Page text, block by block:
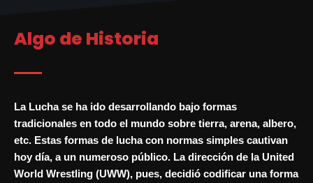
Algo de Historia
La Lucha se ha ido desarrollando bajo formas
tradicionales en todo el mundo sobre tierra, arena, albero,
etc. Estas formas de lucha con normas simples cautivan
hoy día, a un numeroso público. La dirección de la United
World Wrestling (UWW), pues, decidió codificar una forma